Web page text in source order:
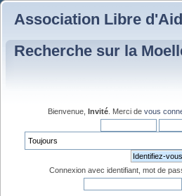
Association Libre
Recherche sur la
Bienvenue, Invité . Merci de vous
Connexion avec identifiant, mot de